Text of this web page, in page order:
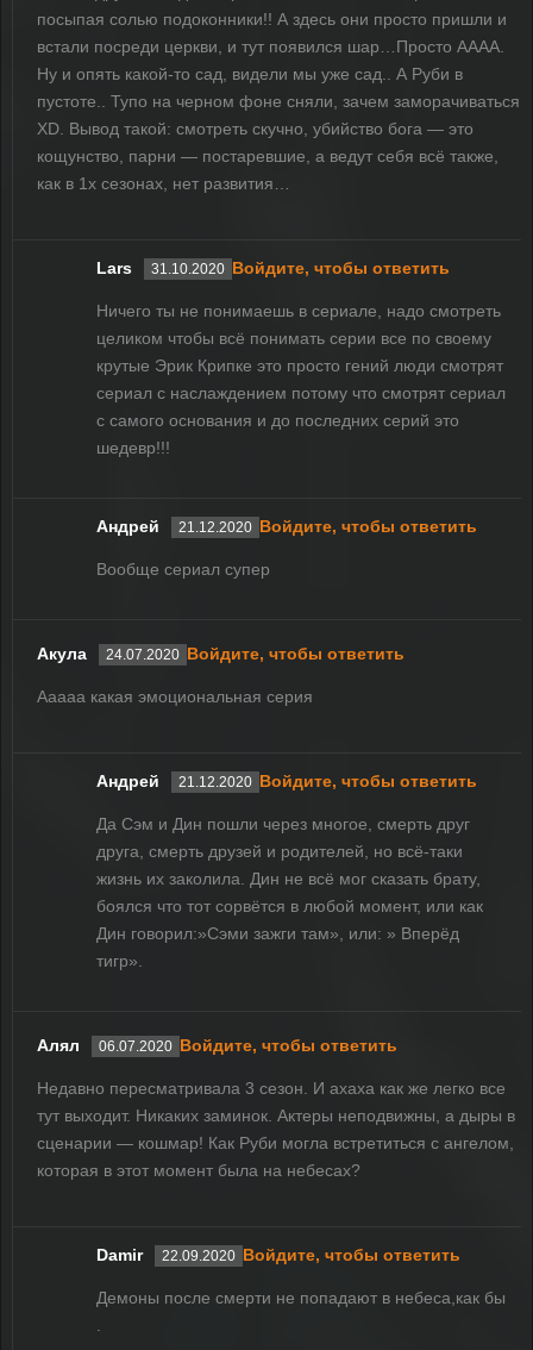
посыпая солью подоконники!! А здесь они просто пришли и
встали посреди церкви, и тут появился шар…Просто АААА.
Ну и опять какой-то сад, видели мы уже сад.. А Руби в
пустоте.. Тупо на черном фоне сняли, зачем заморачиваться
XD. Вывод такой: смотреть скучно, убийство бога — это
кощунство, парни — постаревшие, а ведут себя всё также,
как в 1х сезонах, нет развития…
Lars 31.10.2020 Войдите, чтобы ответить
Ничего ты не понимаешь в сериале, надо смотреть
целиком чтобы всё понимать серии все по своему
крутые Эрик Крипке это просто гений люди смотрят
сериал с наслаждением потому что смотрят сериал
с самого основания и до последних серий это
шедевр!!!
Андрей 21.12.2020 Войдите, чтобы ответить
Вообще сериал супер
Акула 24.07.2020 Войдите, чтобы ответить
Ааааа какая эмоциональная серия
Андрей 21.12.2020 Войдите, чтобы ответить
Да Сэм и Дин пошли через многое, смерть друг
друга, смерть друзей и родителей, но всё-таки
жизнь их заколила. Дин не всё мог сказать брату,
боялся что тот сорвётся в любой момент, или как
Дин говорил:»Сэми зажги там», или: » Вперёд
тигр».
Алял 06.07.2020 Войдите, чтобы ответить
Недавно пересматривала 3 сезон. И ахаха как же легко все
тут выходит. Никаких заминок. Актеры неподвижны, а дыры в
сценарии — кошмар! Как Руби могла встретиться с ангелом,
которая в этот момент была на небесах?
Damir 22.09.2020 Войдите, чтобы ответить
Демоны после смерти не попадают в небеса,как бы